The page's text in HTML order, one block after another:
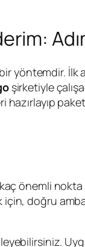
yöntemdir. İlk
şirketiyle
önemli
doğru